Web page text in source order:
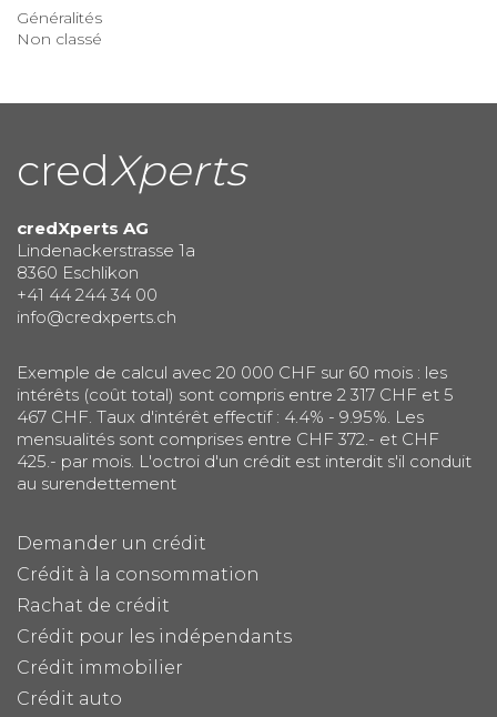
Généralités
Non classé
credXperts
credXperts AG
Lindenackerstrasse 1a
8360 Eschlikon
+41 44 244 34 00
info@credxperts.ch
Exemple de calcul avec 20 000 CHF sur 60 mois : les
intérêts (coût total) sont compris entre 2 317 CHF et 5
467 CHF. Taux d'intérêt effectif : 4.4% - 9.95%. Les
mensualités sont comprises entre CHF 372.- et CHF
425.- par mois. L'octroi d'un crédit est interdit s'il conduit
au surendettement
Demander un crédit
Crédit à la consommation
Rachat de crédit
Crédit pour les indépendants
Crédit immobilier
Crédit auto